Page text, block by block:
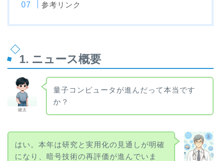
参考リンク
1. ニュース概要
健太
量子コンピュータが進んだって本当です
か？
はい。本年は研究と実用化の見通しが明確
になり、暗号技術の再評価が進んでいま